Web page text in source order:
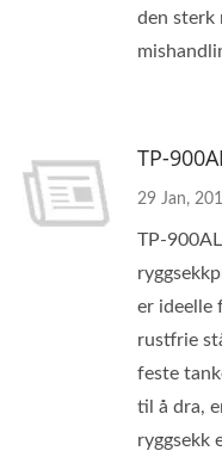
den sterk
TP-
29 Jan,
TP-
er ideelle
rustfrie
feste
til å dra,
ryggsekk